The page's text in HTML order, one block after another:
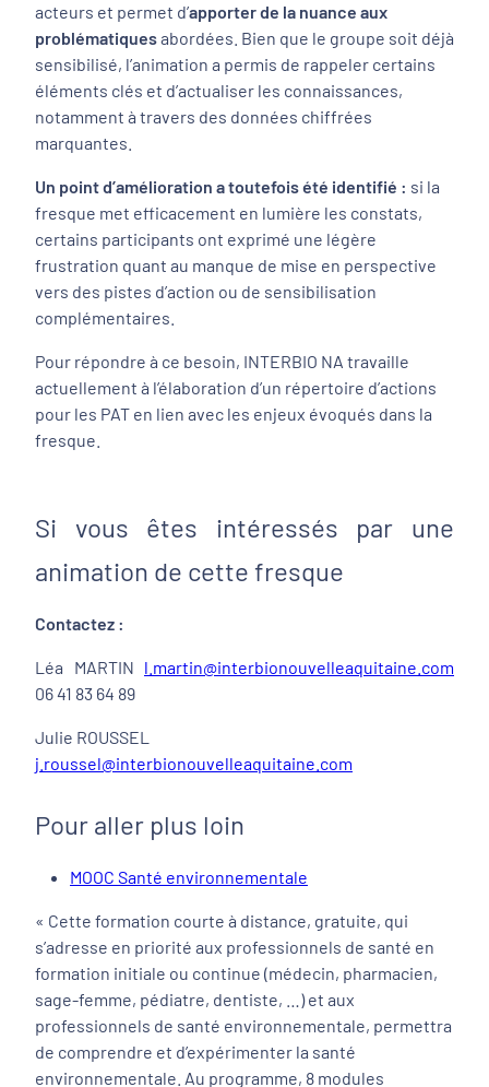
acteurs et permet d’apporter de la nuance aux
problématiquesabordées. Bien que le groupe soit déjà
sensibilisé, l’animation a permis de rappeler certains
éléments clés et d’actualiser les connaissances,
notamment à travers des données chiffrées
marquantes.
Un point d’amélioration a toutefois été identifié : si la
fresque met efficacement en lumière les constats,
certains participants ont exprimé une légère
frustration quant au manque de mise en perspective
vers des pistes d’action ou de sensibilisation
complémentaires.
Pour répondre à ce besoin, INTERBIO NA travaille
actuellement à l’élaboration d’un répertoire d’actions
pour les PAT en lien avec les enjeux évoqués dans la
fresque.
Si vous êtes intéressés par une
animation de cette fresque
Contactez :
Léa MARTIN l.martin@interbionouvelleaquitaine.com
06 41 83 64 89
Julie ROUSSEL
j.roussel@interbionouvelleaquitaine.com
Pour aller plus loin
MOOC Santé environnementale
« Cette formation courte à distance, gratuite, qui
s’adresse en priorité aux professionnels de santé en
formation initiale ou continue (médecin, pharmacien,
sage-femme, pédiatre, dentiste, …) et aux
professionnels de santé environnementale, permettra
de comprendre et d’expérimenter la santé
environnementale. Au programme, 8 modules